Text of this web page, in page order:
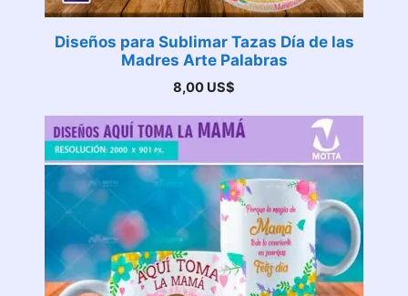
Diseños para Sublimar Tazas Día de las
Madres Arte Palabras
8,00 US$